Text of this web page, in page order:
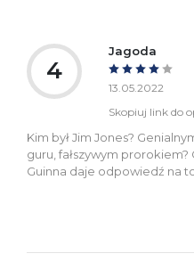
4
Jagoda
13.05.2022
Skopiuj link do
Kim był Jim Jones?
guru, fałszywym
Guinna daje odpowiedź na